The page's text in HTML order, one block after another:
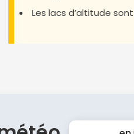
Les lacs d’altitude